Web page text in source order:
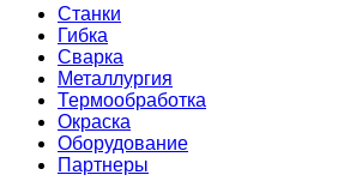
Станки
Гибка
Сварка
Металлургия
Термообработка
Окраска
Оборудование
Партнеры